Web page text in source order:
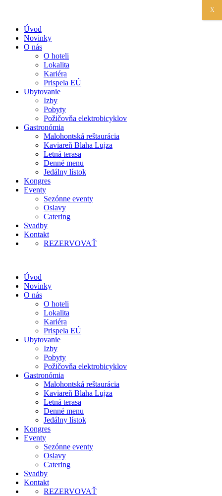
Úvod
Novinky
O nás
O hoteli
Lokalita
Kariéra
Prispela EÚ
Ubytovanie
Izby
Pobyty
Požičovňa elektrobicyklov
Gastronómia
Malohontská reštaurácia
Kaviareň Blaha Lujza
Letná terasa
Denné menu
Jedálny lístok
Kongres
Eventy
Sezónne eventy
Oslavy
Catering
Svadby
Kontakt
REZERVOVAŤ
Úvod
Novinky
O nás
O hoteli
Lokalita
Kariéra
Prispela EÚ
Ubytovanie
Izby
Pobyty
Požičovňa elektrobicyklov
Gastronómia
Malohontská reštaurácia
Kaviareň Blaha Lujza
Letná terasa
Denné menu
Jedálny lístok
Kongres
Eventy
Sezónne eventy
Oslavy
Catering
Svadby
Kontakt
REZERVOVAŤ
X